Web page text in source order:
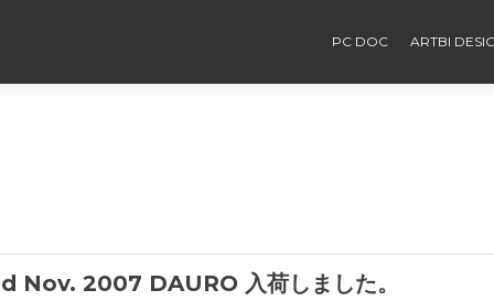
PC DOC ARTBI
Nov. 2007 DAURO 入荷しました。